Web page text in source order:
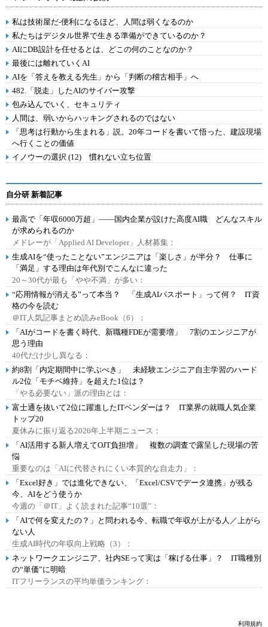
私は技術屋だ-便利になるほど、人間は弱くなるのか
私たちはデジタル世界で生きる準備ができているのか？
AIにDB設計を任せるとは、どこの何のことなのか？
最後には離れていくAI
AIを「答えを教える先生」から「判断の稽古相手」へ
482.「脱走」したAIのサイバー攻撃
包み込んでいく、セキュリティ
人間は、弱いからハッキングされるのではない
「思考は行動から生まれる」説。20年コードを書いて悟った、建設現場
へ行くことの価値
イノウーの選択 (12) 慣れない立ち位置
自分研 新着記事
最高で「年収6000万超」――国内企業が設けた高度AI職 どんなスキル
が求められるのか
メドレーが「Applied AI Developer」人材募集：
生成AIを“使ったことない”エンジニアは「楽しさ」が半分？ 仕事に
「満足」する理由は年代別でこんなに違った
20～30代が最も「やや不満」が多い：
“応用情報が消える”って本当？ 「生成AIパスポート」って何？ IT資
格の今を読む
＠IT人気記事まとめ読みeBook（6）：
「AIがコードを書く時代、新職種FDEが需要増」 7割のエンジニアが
思う理由
40代だけ少し異なる：
約8割「内定期間中に学ぶべき」 未経験エンジニア自主学習のハード
ル2位「モチベ維持」を超えた1位は？
「やる必要ない」派の理由とは：
富士通を抜いて2位に躍進したITベンダーは？ IT業界の就職人気企業
トップ20
夏休みに振り返る2026年上半期ニュース：
「AI活用する新人増えてOJT負担増」 複数の調査で露呈した現場の苦
悩
重要なのは「AIに代替されにくい本質的な自走力」：
「Excel好き」では進化できない、「Excel/CSVでデータ連携」が残る
今、AIをどう使うか
今週の「＠IT」よく読まれた記事“10選”：
「AIで何を変えたの？」と問われる今、転職で年収が上がる人／上がら
ない人
生成AI時代の年収向上戦略（3）：
ネットワークエンジニア、社内SEって実は「稼げる仕事」？ IT職種別
の“単価”に明暗
ITフリーランスの平均単価ランキング：
利用規約